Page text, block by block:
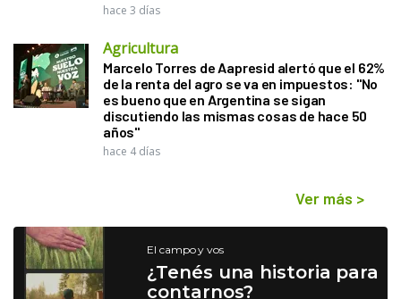
hace 3 días
Agricultura
Marcelo Torres de Aapresid alertó que el 62%
de la renta del agro se va en impuestos: "No
es bueno que en Argentina se sigan
discutiendo las mismas cosas de hace 50
años"
hace 4 días
Ver más >
El campo y vos
¿Tenés una historia para
contarnos?